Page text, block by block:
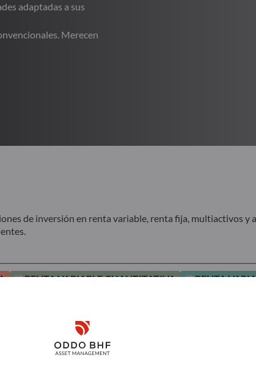
Disclaimer
adaptadas a sus
Merecen
de inversión en renta variable, renta fija, multiactivos y
RENTA VARIABLE CUANTITATIVA RENTA